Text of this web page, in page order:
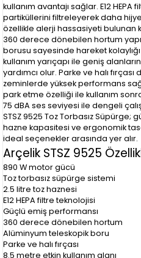
kullanım avantajı sağlar. E12
partiküllerini filtreleyerek daha
özellikle alerji hassasiyeti bulunan
360 derece dönebilen hortum
borusu sayesinde hareket
kullanım yarıçapı ile geniş
yardımcı olur. Parke ve halı
zeminlerde yüksek performans
park etme özelliği ile kullanım
75 dBA ses seviyesi ile dengeli
STSZ 9525 Toz Torbasız Süpürge;
hazne kapasitesi ve ergonomik
ideal seçenekler arasında yer alır.
Arçelik STSZ 9525
890 W motor gücü
Toz torbasız süpürge sistemi
2.5 litre toz haznesi
E12 HEPA filtre teknolojisi
Güçlü emiş performansı
360 derece dönebilen hortum
Alüminyum teleskopik boru
Parke ve halı fırçası
8.5 metre etkin kullanım alanı